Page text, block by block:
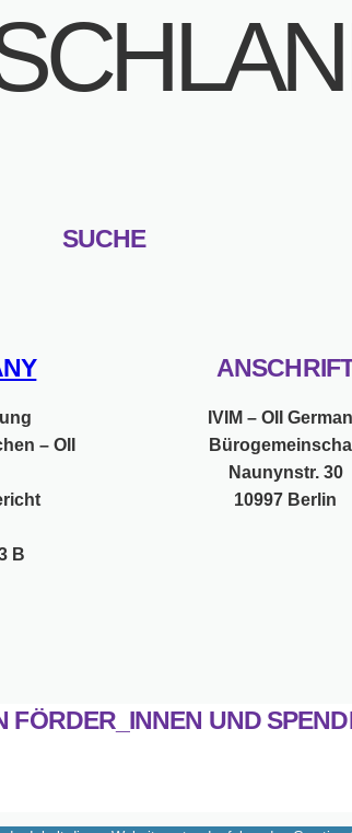
SUCHE
– OII
B
IVIM – OII
Naunynstr. 30
10997 Berlin
FÖRDER_INNEN UND